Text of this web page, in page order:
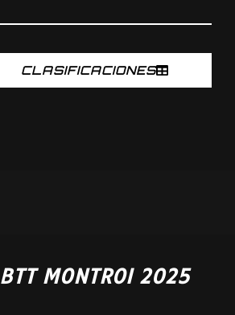
CLASIFICACIONES
BTT MONTROI 2025